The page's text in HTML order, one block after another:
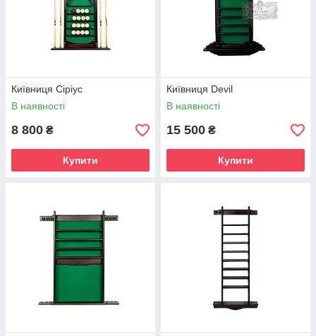
Київниця Сіріус
В наявності
8 800 ₴
Купити
Київниця Devil
В наявності
15 500 ₴
Купити